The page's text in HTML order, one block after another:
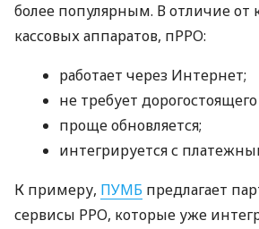
более популярным. В отличие от
кассовых аппаратов, пРРО:
работает через Интернет;
не требует
проще обновляется;
интегрируется с
К примеру, ПУМБ предлагает
сервисы РРО, которые уже